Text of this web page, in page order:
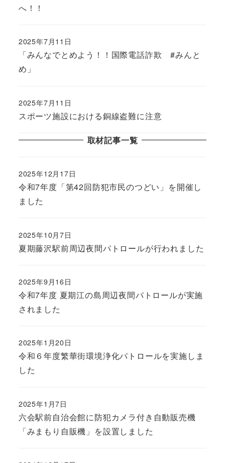
へ！！
「みんなでとめよう！！国際電話詐欺 #みんと
め」
2025年7月11日
スポーツ施設における銅線盗難に注意
2025年7月11日
取材記事一覧
令和7年度「第42回防犯市民のつどい」を開催し
ました
2025年12月17日
夏期藤沢駅前周辺夜間パトロールが行われました
2025年10月7日
令和7年度 夏期江の島周辺夜間パトロールが実施
されました
2025年9月16日
令和６年度繁華街環境浄化パトロールを実施しま
した
2025年1月20日
六会駅前自治会館に防犯カメラ付き自動販売機
「みまもり自販機」を設置しました
2025年1月7日